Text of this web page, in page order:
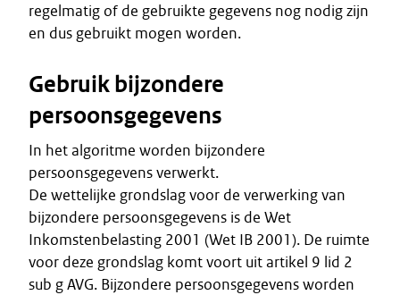
regelmatig of de gebruikte gegevens nog nodig zijn
en dus gebruikt mogen worden.
Gebruik bijzondere
persoonsgegevens
In het algoritme worden bijzondere
persoonsgegevens verwerkt.
De wettelijke grondslag voor de verwerking van
bijzondere persoonsgegevens is de Wet
Inkomstenbelasting 2001 (Wet IB 2001). De ruimte
voor deze grondslag komt voort uit artikel 9 lid 2
sub g AVG. Bijzondere persoonsgegevens worden